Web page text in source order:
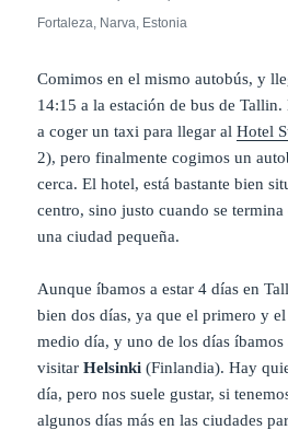
Fortaleza, Narva, Estonia
Comimos en el mismo autobús, y
14:15 a la estación de bus de
a coger un taxi para llegar alHotel
2), pero finalmente cogimos un
cerca. El hotel, está bastante bien
centro, sino justo cuando se termina
una ciudad pequeña.
Aunque íbamos a estar 4 días en
bien dos días, ya que el primero y
medio día, y uno de los días
visitarHelsinki (Finlandia). Hay
día, pero nos suele gustar, si
algunos días más en las ciudades